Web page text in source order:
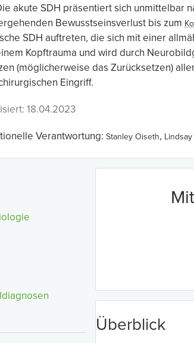
akute SDH präsentiert sich unmittelbar
Bewusstseinsverlust bis zum
SDH auftreten, die sich mit einer
Kopftrauma und wird durch
(möglicherweise das Zurücksetzen)
Eingriff.
18.04.2023
Verantwortung: Stanley Oiseth,
Überblick